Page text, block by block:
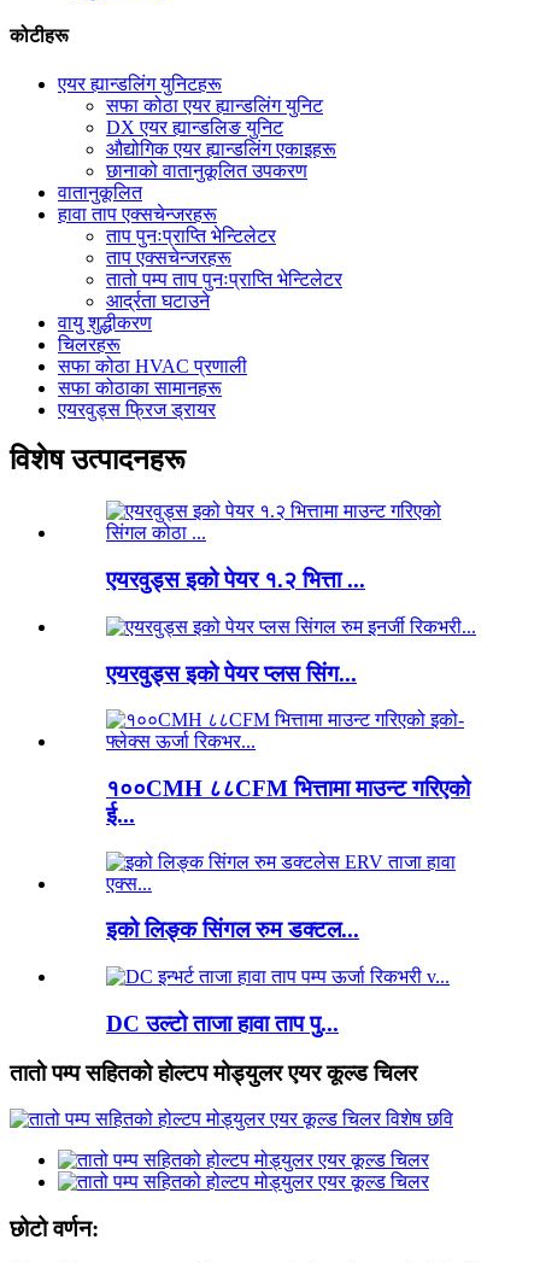
कोटीहरू
एयर ह्यान्डलिंग युनिटहरू
सफा कोठा एयर ह्यान्डलिंग युनिट
DX एयर ह्यान्डलिङ युनिट
औद्योगिक एयर ह्यान्डलिंग एकाइहरू
छानाको वातानुकूलित उपकरण
वातानुकूलित
हावा ताप एक्सचेन्जरहरू
ताप पुनःप्राप्ति भेन्टिलेटर
ताप एक्सचेन्जरहरू
तातो पम्प ताप पुनःप्राप्ति भेन्टिलेटर
आर्द्रता घटाउने
वायु शुद्धीकरण
चिलरहरू
सफा कोठा HVAC प्रणाली
सफा कोठाका सामानहरू
एयरवुड्स फ्रिज ड्रायर
विशेष उत्पादनहरू
एयरवुड्स इको पेयर १.२ भित्ता ...
एयरवुड्स इको पेयर प्लस सिंग...
१००CMH ८८CFM भित्तामा माउन्ट गरिएको
ई...
इको लिङ्क सिंगल रुम डक्टल...
DC उल्टो ताजा हावा ताप पु...
तातो पम्प सहितको होल्टप मोड्युलर एयर कूल्ड चिलर
छोटो वर्णन: